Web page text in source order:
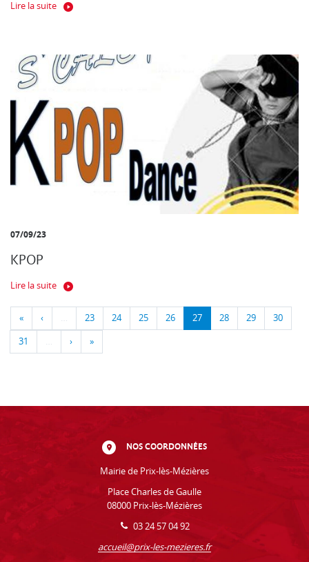
Lire la suite
07/09/23
KPOP
Lire la suite
« ‹ … 23 24 25 26 27 28 29 30
31 … › »
NOS COORDONNÉES
Mairie de Prix-lès-Mézières
Place Charles de Gaulle
08000 Prix-lès-Mézières
03 24 57 04 92
accueil@prix-les-mezieres.fr